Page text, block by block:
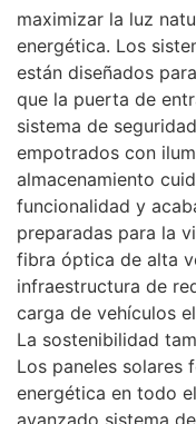
maximizar la luz
energética. Los
están diseñados
que la puerta de
sistema de
empotrados con
almacenamiento
funcionalidad y
preparadas para la
fibra óptica de alta
infraestructura de
carga de vehículos
La sostenibilidad
Los paneles solares
energética en todo
avanzado sistema